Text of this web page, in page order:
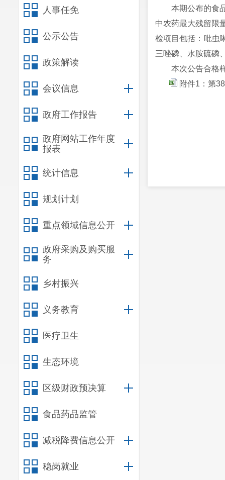
人事任免
公示公告
政策解读
会议信息
政府工作报告
政府网站工作年度
报表
统计信息
规划计划
重点领域信息公开
政府采购及购买服
务
乡村振兴
义务教育
医疗卫生
生态环境
区级财政预决算
食品药品监管
减税降费信息公开
稳岗就业
本期公布的食
中农药最大残留限
检项目包括：吡虫
三唑磷、水胺硫磷
本次公告合格
附件1：第